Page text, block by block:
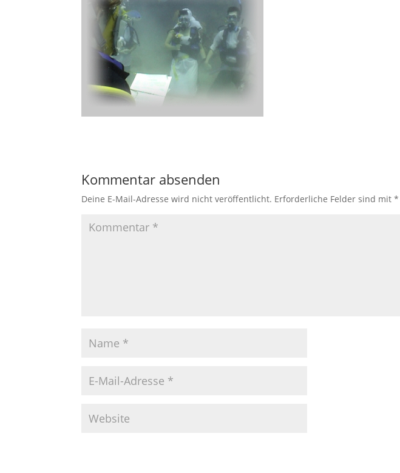
Kommentar absenden
Deine E-Mail-Adresse wird nicht veröffentlicht. Erforderliche Felder sind mit*